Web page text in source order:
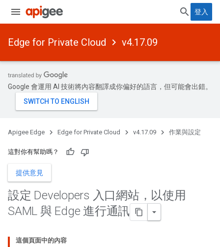
登入
Edge for Private Cloud v4.17.09
Google 會運用 AI 技術將內容翻譯成你偏好的語言，但可能會出錯。
Apigee Edge Edge for Private Cloud v4.17.09 作業與設定
這對你有幫助嗎？
提供意見
設定 Developers 入口網站，以使用
SAML 與 Edge 進行通訊
這個頁面中的內容